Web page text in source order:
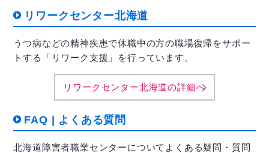
リワークセンター北海道
うつ病などの精神疾患で休職中の方の職場復帰をサポー
トする「リワーク支援」を行っています。
リワークセンター北海道の詳細へ
FAQ | よくある質問
北海道障害者職業センターについてよくある疑問・質問